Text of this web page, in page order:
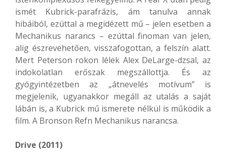
ismét Kubrick-parafrázis, ám tanulva annak
hibáiból, ezúttal a megidézett mű – jelen esetben a
Mechanikus narancs – ezúttal finoman van jelen,
alig észrevehetően, visszafogottan, a felszín alatt.
Mert Peterson rokon lélek Alex DeLarge-dzsal, az
indokolatlan erőszak megszállottja. És az
gyógyintézetben az „átnevelés motívum” is
megjelenik, ugyanakkor megáll az utalás a saját
lábán is, a Kubrick mű ismerete nélkül is működik a
film. A Bronson Refn Mechanikus narancsa.
Drive (2011)